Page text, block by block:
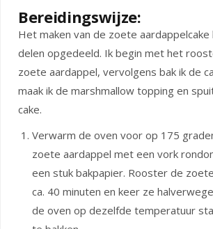
Bereidingswijze:
Het maken van de zoete aardappelcake
delen opgedeeld. Ik begin met het
zoete aardappel, vervolgens bak ik de
maak ik de marshmallow topping en
cake.
Verwarm de oven voor op 175
zoete aardappel met een vork
een stuk bakpapier. Rooster de
ca. 40 minuten en keer ze
de oven op dezelfde temperatuur